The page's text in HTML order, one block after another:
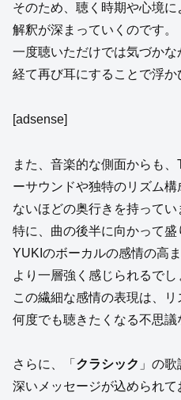
そのため、聴く時期や心境
解釈が深まっていくのです。
一度聴いただけでは気づか
経て再び耳にすることで浮か
[adsense]
また、音楽的な側面からも
ーサウンドや独特のリズム
ないほどの奥行きを持ってい
特に、曲の後半に向かって
YUKIのボーカルの感情の高
より一層強く感じられるでし
この繊細な感情の表現は、リ
何度でも聴きたくなる不思議
さらに、「 クラシック 」の
深いメッセージが込められ